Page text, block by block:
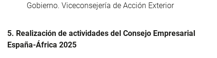
Gobierno. Viceconsejería de Acción Exterior
5. Realización de actividades del Consejo Empresarial
España-África 2025